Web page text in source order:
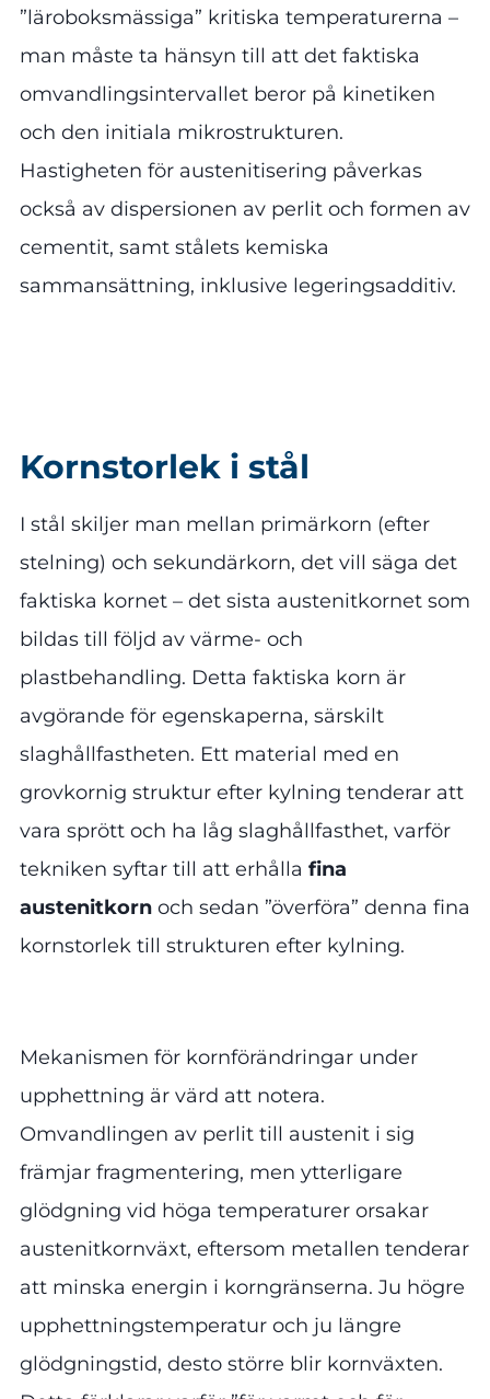
”läroboksmässiga” kritiska temperaturerna –
man måste ta hänsyn till att det faktiska
omvandlingsintervallet beror på kinetiken
och den initiala mikrostrukturen.
Hastigheten för austenitisering påverkas
också av dispersionen av perlit och formen av
cementit, samt stålets kemiska
sammansättning, inklusive legeringsadditiv.
Kornstorlek i stål
I stål skiljer man mellan primärkorn (efter
stelning) och sekundärkorn, det vill säga det
faktiska kornet – det sista austenitkornet som
bildas till följd av värme- och
plastbehandling. Detta faktiska korn är
avgörande för egenskaperna, särskilt
slaghållfastheten. Ett material med en
grovkornig struktur efter kylning tenderar att
vara sprött och ha låg slaghållfasthet, varför
tekniken syftar till att erhålla fina
austenitkorn och sedan ”överföra” denna fina
kornstorlek till strukturen efter kylning.
Mekanismen för kornförändringar under
upphettning är värd att notera.
Omvandlingen av perlit till austenit i sig
främjar fragmentering, men ytterligare
glödgning vid höga temperaturer orsakar
austenitkornväxt, eftersom metallen tenderar
att minska energin i korngränserna. Ju högre
upphettningstemperatur och ju längre
glödgningstid, desto större blir kornväxten.